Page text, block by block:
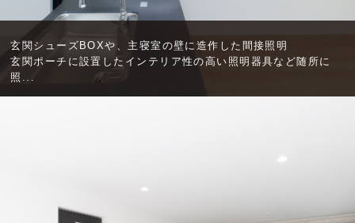
玄関シューズBOXや、主寝室の壁に造作した間接照明
玄関ポーチに設置したインテリア性の高い照明器具など随所に
照...